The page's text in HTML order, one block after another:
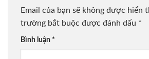
Email của bạn sẽ không được hiển
trường bắt buộc được đánh dấu *
Bình luận *